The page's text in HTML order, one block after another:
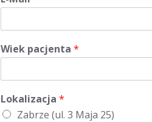
Wiek pacjenta *
Lokalizacja *
Zabrze (ul. 3 Maja 25)